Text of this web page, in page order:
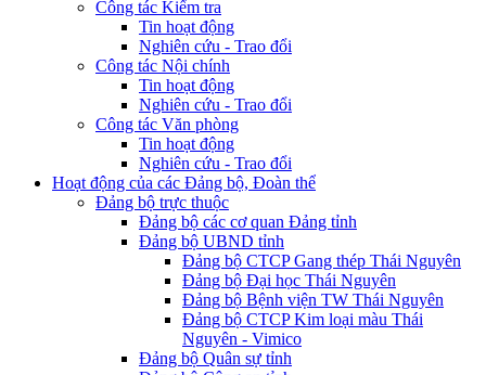
Công tác Kiểm tra
Tin hoạt động
Nghiên cứu - Trao đổi
Công tác Nội chính
Tin hoạt động
Nghiên cứu - Trao đổi
Công tác Văn phòng
Tin hoạt động
Nghiên cứu - Trao đổi
Hoạt động của các Đảng bộ, Đoàn thể
Đảng bộ trực thuộc
Đảng bộ các cơ quan Đảng tỉnh
Đảng bộ UBND tỉnh
Đảng bộ CTCP Gang thép Thái Nguyên
Đảng bộ Đại học Thái Nguyên
Đảng bộ Bệnh viện TW Thái Nguyên
Đảng bộ CTCP Kim loại màu Thái
Nguyên - Vimico
Đảng bộ Quân sự tỉnh